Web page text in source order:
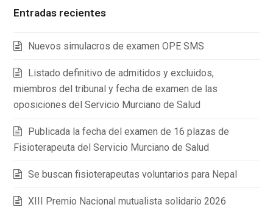
Entradas recientes
Nuevos simulacros de examen OPE SMS
Listado definitivo de admitidos y excluidos,
miembros del tribunal y fecha de examen de las
oposiciones del Servicio Murciano de Salud
Publicada la fecha del examen de 16 plazas de
Fisioterapeuta del Servicio Murciano de Salud
Se buscan fisioterapeutas voluntarios para Nepal
XIII Premio Nacional mutualista solidario 2026